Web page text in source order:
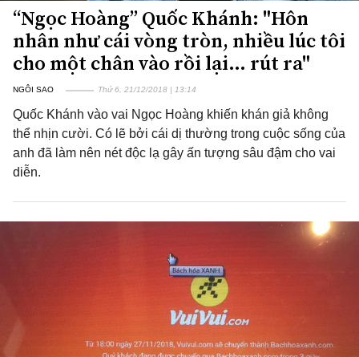
“Ngọc Hoàng” Quốc Khánh: "Hôn
nhân như cái vòng tròn, nhiều lúc tôi
cho một chân vào rồi lại… rút ra"
NGÔI SAO Thứ 6, 21/12/2018 | 13:14
Quốc Khánh vào vai Ngọc Hoàng khiến khán giả không
thể nhịn cười. Có lẽ bởi cái dị thường trong cuộc sống của
anh đã làm nên nét độc lạ gây ấn tượng sâu đậm cho vai
diễn.